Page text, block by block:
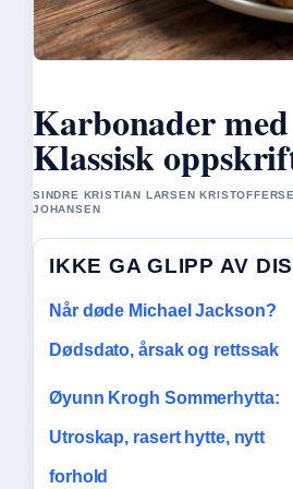
Karbonader
Klassisk
SINDRE KRISTIAN LARSEN
JOHANSEN
IKKE GA GLIPP AV
Når døde Michael Jackson?
Dødsdato, årsak og rettssak
Øyunn Krogh Sommerhytta:
Utroskap, rasert hytte, nytt
forhold